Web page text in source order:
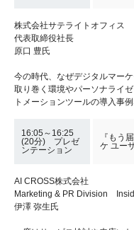
株式会社サテライトオフィス
代表取締役社長
原口 豊氏
今の時代、なぜデジタルマー
取り巻く環境やパーソナライ
トメーションツールの導入事
16:05～16:25
(20分) プレゼ
ンテーション
『もう
ケ ユー
AI CROSS株式会社
Marketing & PR Division
伊澤 弥生氏